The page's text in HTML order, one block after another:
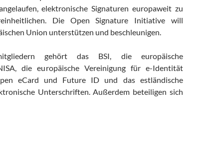
elektronische Signaturen europaweit zu
Die Open Signature Initiative will
Union unterstützen und beschleunigen.
gehört das BSI, die europäische
die europäische Vereinigung für e-Identität
eCard und Future ID und das estländische
Unterschriften. Außerdem beteiligen sich